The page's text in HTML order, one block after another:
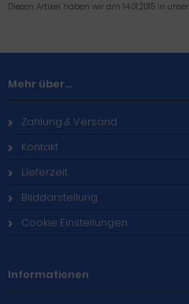
Diesen Artikel haben wir am 14.01.2015 in
Mehr über...
Zahlung & Versand
Kontakt
Lieferzeit
Bilddarstellung
Cookie Einstellungen
Informationen